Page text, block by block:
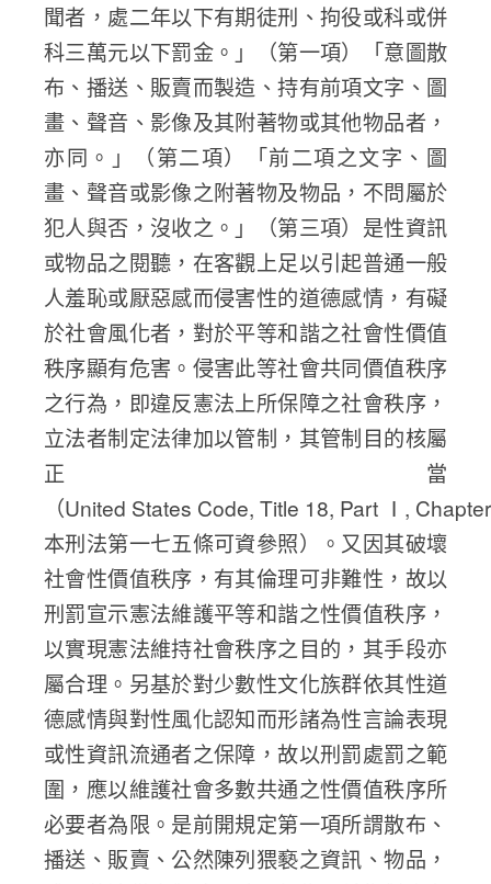
聞者，處二年以下有期徒刑、拘役或科或併
科三萬元以下罰金。」（第一項）「意圖散
布、播送、販賣而製造、持有前項文字、圖
畫、聲音、影像及其附著物或其他物品者，
亦同。」（第二項）「前二項之文字、圖
畫、聲音或影像之附著物及物品，不問屬於
犯人與否，沒收之。」（第三項）是性資訊
或物品之閱聽，在客觀上足以引起普通一般
人羞恥或厭惡感而侵害性的道德感情，有礙
於社會風化者，對於平等和諧之社會性價值
秩序顯有危害。侵害此等社會共同價值秩序
之行為，即違反憲法上所保障之社會秩序，
立法者制定法律加以管制，其管制目的核屬
正當
（United States Code, Title 18, Part Ⅰ,
本刑法第一七五條可資參照）。又因其破壞
社會性價值秩序，有其倫理可非難性，故以
刑罰宣示憲法維護平等和諧之性價值秩序，
以實現憲法維持社會秩序之目的，其手段亦
屬合理。另基於對少數性文化族群依其性道
德感情與對性風化認知而形諸為性言論表現
或性資訊流通者之保障，故以刑罰處罰之範
圍，應以維護社會多數共通之性價值秩序所
必要者為限。是前開規定第一項所謂散布、
播送、販賣、公然陳列猥褻之資訊、物品，